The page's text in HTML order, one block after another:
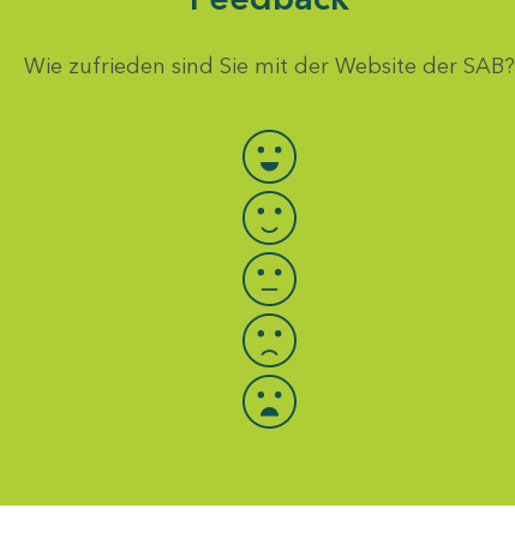
Wie zufrieden sind Sie mit der Website der SAB?
Bewertung auswählen